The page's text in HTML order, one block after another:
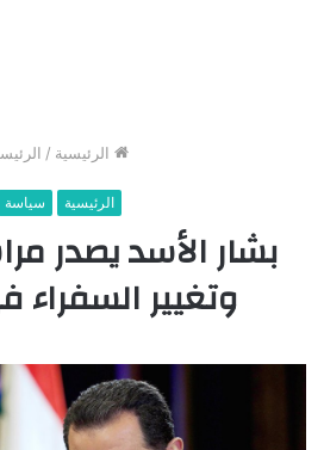
الرئيسية /
الرئيسية سياسة
بشار الأسد يصدر
وتغيير السفراء في